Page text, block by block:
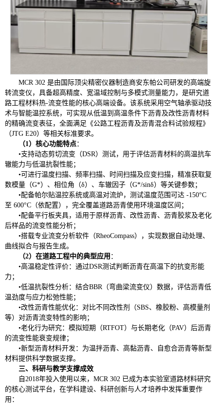
MCR 302 是由国际顶尖精密仪器制造商安东帕公司研发的高端旋
转流变仪，具备超高精度、宽温域控制与多模式测量能力，是研究道
路工程材料热-流变性能的核心高端设备。该系统采用空气轴承驱动技
术与智能温控系统，可实现从低温到高温条件下沥青及改性沥青材料
的精确流变表征，全面满足《公路工程沥青及沥青混合料试验规程》
（JTG E20）等相关标准要求。
（1） 核心功能特点：
•支持动态剪切流变（DSR）测试，用于评估沥青材料的高温抗车
辙能力与低温抗裂性能；
• 可进行温度扫描、频率扫描、时间扫描及应变扫描，精准获取复
数模量（G*）、相位角（δ）、车辙因子（G*/sinδ）等关键参数；
•配备帕尔贴温控系统或高温对流炉，测试温度范围可达 -150°C
至 600°C（依配置），完全覆盖道路沥青使用环境温度区间；
•配备平行板夹具，适用于原样沥青、改性沥青、沥青胶浆及老化
后样品的流变性能分析；
•搭载专业流变分析软件（RheoCompass），实现数据自动处理、
曲线拟合与报告生成。
（2） 在道路工程中的典型应用 ：
•高温稳定性评价：通过DSR测试判断沥青在高温下的抗变形能
力；
•低温抗裂性分析：结合BBR（弯曲梁流变仪）数据，评估沥青低
温劲度与应力松弛性能；
•改性沥青性能优化：对比不同改性剂（SBS、橡胶粉、高模量剂
等）对沥青流变特性的影响；
•老化行为研究：模拟短期（RTFOT）与长期老化（PAV）后沥青
的流变性能衰变规律；
•新型沥青材料开发：为温拌沥青、高黏沥青、自愈合沥青等新型
材料提供科学数据支撑。
三、科研与教学支撑成效
自2018年投入使用以来，MCR 302 已成为本实验室道路材料研究
的核心测试平台，在学科建设、科研创新与人才培养中发挥重要作
用：